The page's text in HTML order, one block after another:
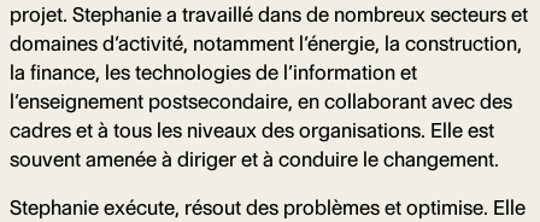
projet. Stephanie a travaillé dans de nombreux secteurs et
domaines d’activité, notamment l’énergie, la construction,
la finance, les technologies de l’information et
l’enseignement postsecondaire, en collaborant avec des
cadres et à tous les niveaux des organisations. Elle est
souvent amenée à diriger et à conduire le changement.
Stephanie exécute, résout des problèmes et optimise. Elle